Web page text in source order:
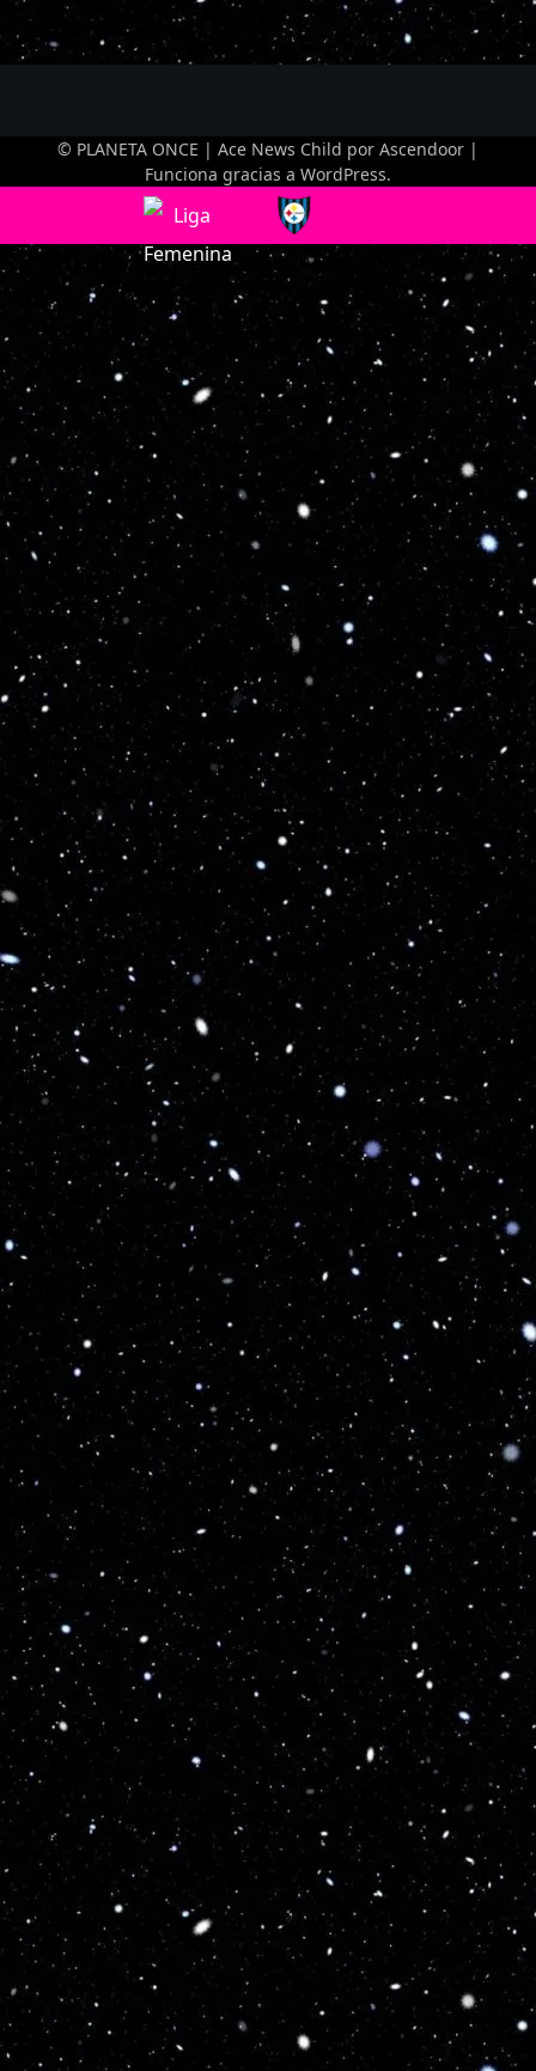
© PLANETA ONCE | Ace News Child por Ascendoor |
Funciona gracias a WordPress.
Optimized by Seraphinite Accelerator
Turns on site high speed to be attractive for people and search engines.